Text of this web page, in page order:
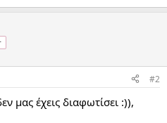
#2
μας έχεις διαφωτίσει :)),